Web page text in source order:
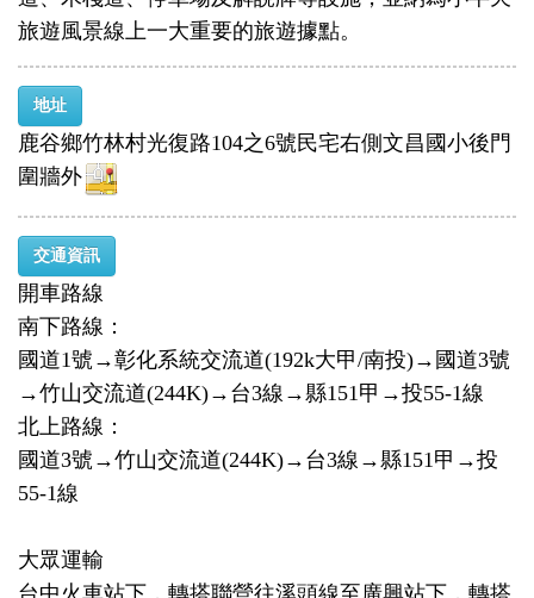
旅遊風景線上一大重要的旅遊據點。
地址
鹿谷鄉竹林村光復路104之6號民宅右側文昌國小後門
圍牆外
交通資訊
開車路線
南下路線：
國道1號→彰化系統交流道(192k大甲/南投)→國道3號
→竹山交流道(244K)→台3線→縣151甲→投55-1線
北上路線：
國道3號→竹山交流道(244K)→台3線→縣151甲→投
55-1線
大眾運輸
台中火車站下，轉搭聯營往溪頭線至廣興站下，轉搭